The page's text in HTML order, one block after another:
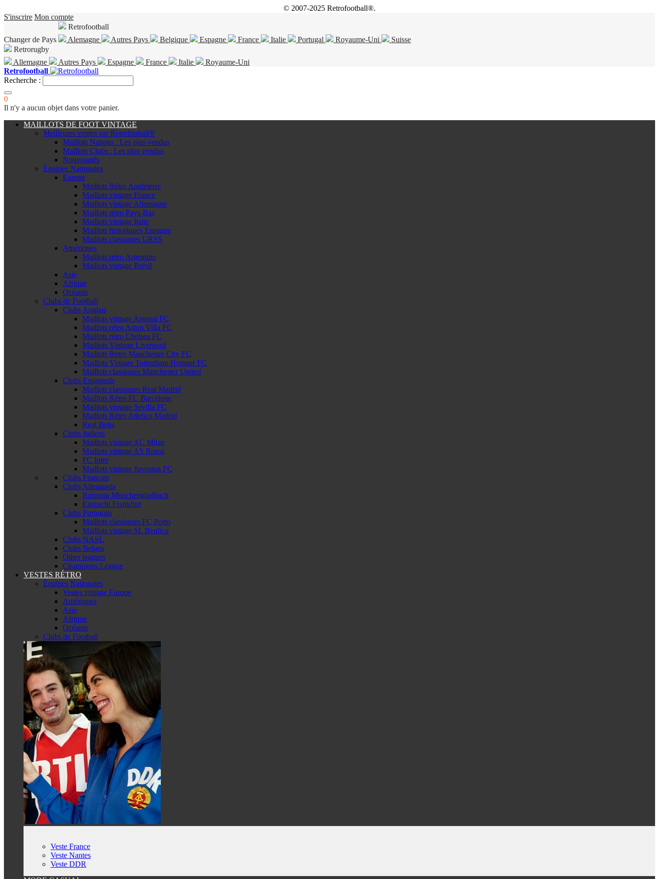
© 2007-2025 Retrofootball®.
S'inscrire Mon compte
Changer de Pays
Retrofootball
Alemagne
Autres Pays Belgique Espagne France Italie Portugal Royaume-Uni
Suisse
Retrorugby
Allemagne
Autres Pays Espagne France Italie
Royaume-Uni
Retrofootball
Recherche :
0
Il n'y a aucun objet dans votre panier.
MAILLOTS DE FOOT VINTAGE
Meilleures ventes sur Retrofooball®
Maillots Nations : Les plus vendus
Maillots Clubs : Les plus vendus
Nouveautés
Équipes Nationales
Europe
Maillots Rétro Angleterre
Maillots vintage France
Maillots vintage Allemagne
Maillots rétro Pays-Bas
Maillots vintage Italie
Maillots historiques Espagne
Maillots classiques URSS
Amériques
Maillots rétro Argentine
Maillots vintage Brésil
Asie
Afrique
Océanie
Clubs de Football
Clubs Anglais
Maillots vintage Arsenal FC
Maillots rétro Aston Villa FC
Maillots rétro Chelsea FC
Maillots Vintage Liverpool
Maillots Retro Manchester City FC
Maillots Vintage Tottenham Hotspur FC
Maillots classiques Manchester United
Clubs Espagnols
Maillots classiques Real Madrid
Maillots Rétro FC Barcelone
Maillots vintage Sevilla FC
Maillots Rétro Atletico Madrid
Real Betis
Clubs Italiens
Maillots vintage AC Milan
Maillots vintage AS Roma
FC Inter
Maillots vintage Juventus FC
Clubs Français
Clubs Allemands
Borussia Mönchengladbach
Eintracht Frankfurt
Clubs Portugais
Maillots classiques FC Porto
Maillots vintage SL Benfica
Clubs NASL
Clubs Belges
Other leagues
Champions League
VESTES RÉTRO
Équipes Nationales
Vestes vintage Europe
Amériques
Asie
Afrique
Océanie
Clubs de Football
Veste France
Veste Nantes
Veste DDR